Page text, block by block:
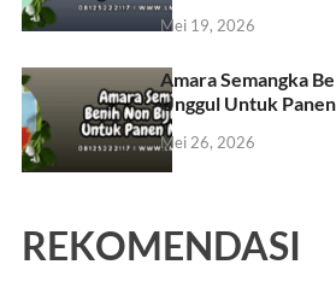
Mei 19, 2026
Amara Semangka
Unggul Untuk
Mei 26, 2026
REKOMENDASI